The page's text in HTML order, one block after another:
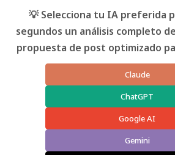
💡 Selecciona tu IA preferida
segundos un análisis completo
propuesta de post optimizado
Claude
ChatGPT
Google AI
Gemini